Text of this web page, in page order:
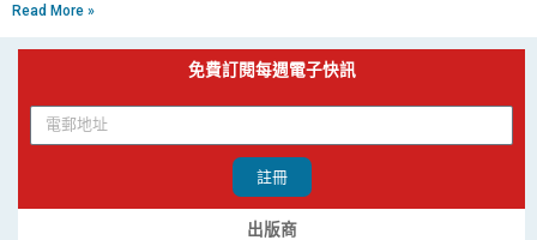
Read More »
免費訂閱每週電子快訊
註冊
出版商